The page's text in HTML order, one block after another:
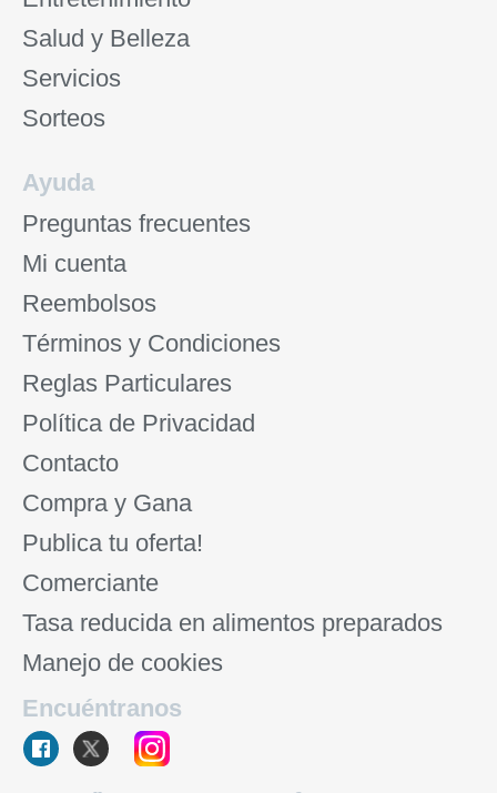
Salud y Belleza
Servicios
Sorteos
Ayuda
Preguntas frecuentes
Mi cuenta
Reembolsos
Términos y Condiciones
Reglas Particulares
Política de Privacidad
Contacto
Compra y Gana
Publica tu oferta!
Comerciante
Tasa reducida en alimentos preparados
Manejo de cookies
Encuéntranos